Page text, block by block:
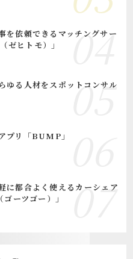
を依頼できるマッチングサー
ヒトモ）」
ゆる人材をスポットコンサル
プリ「BUMP」
に都合よく使えるカーシェア
ーツゴー）」